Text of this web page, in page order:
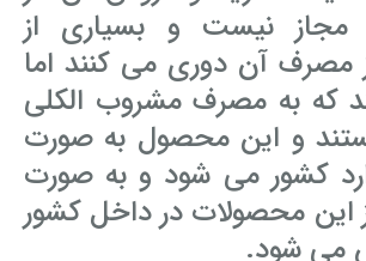
و فیلم اشخاص
جرم هک
در بازی های آنلاین
لواط
در مدرسه
جرایم امنیتی داخلی و خارجی
به قتل
به صدمه
رشا و ارتشا
جرم خودکشی
زن در طلاق
ازدواج با مرد بهتر
طلاق
گلستان
تهران
تبریز
نیست و بسیاری از
مصرف آن دوری می کنند اما
که به مصرف مشروب الکلی
و این محصول به صورت
کشور می شود و به صورت
این محصولات در داخل کشور
می شود.